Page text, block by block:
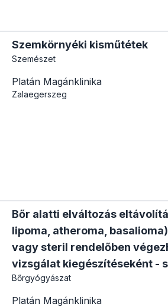
Szemkörnyéki kisműtétek
Szemészet
Platán Magánklinika
Zalaegerszeg
Bőr alatti elváltozás
lipoma, atheroma,
vagy steril rendelőben
vizsgálat kiegészítéseként -
Bőrgyógyászat
Platán Magánklinika